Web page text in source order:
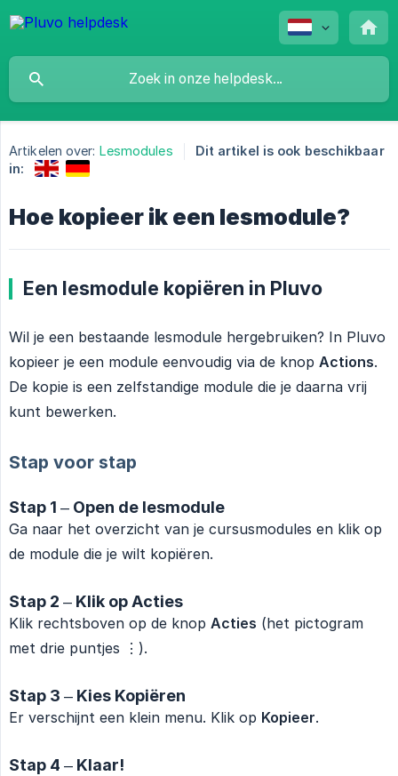
Artikelen over: Lesmodules
Dit artikel is ook beschikbaar
in:
Hoe kopieer ik een lesmodule?
Een lesmodule kopiëren in Pluvo
Wil je een bestaande lesmodule hergebruiken? In Pluvo
kopieer je een module eenvoudig via de knop Actions.
De kopie is een zelfstandige module die je daarna vrij
kunt bewerken.
Stap voor stap
Stap 1 – Open de lesmodule
Ga naar het overzicht van je cursusmodules en klik op
de module die je wilt kopiëren.
Stap 2 – Klik op Acties
Klik rechtsboven op de knop Acties (het pictogram
met drie puntjes ⋮).
Stap 3 – Kies Kopiëren
Er verschijnt een klein menu. Klik op Kopieer.
Stap 4 – Klaar!